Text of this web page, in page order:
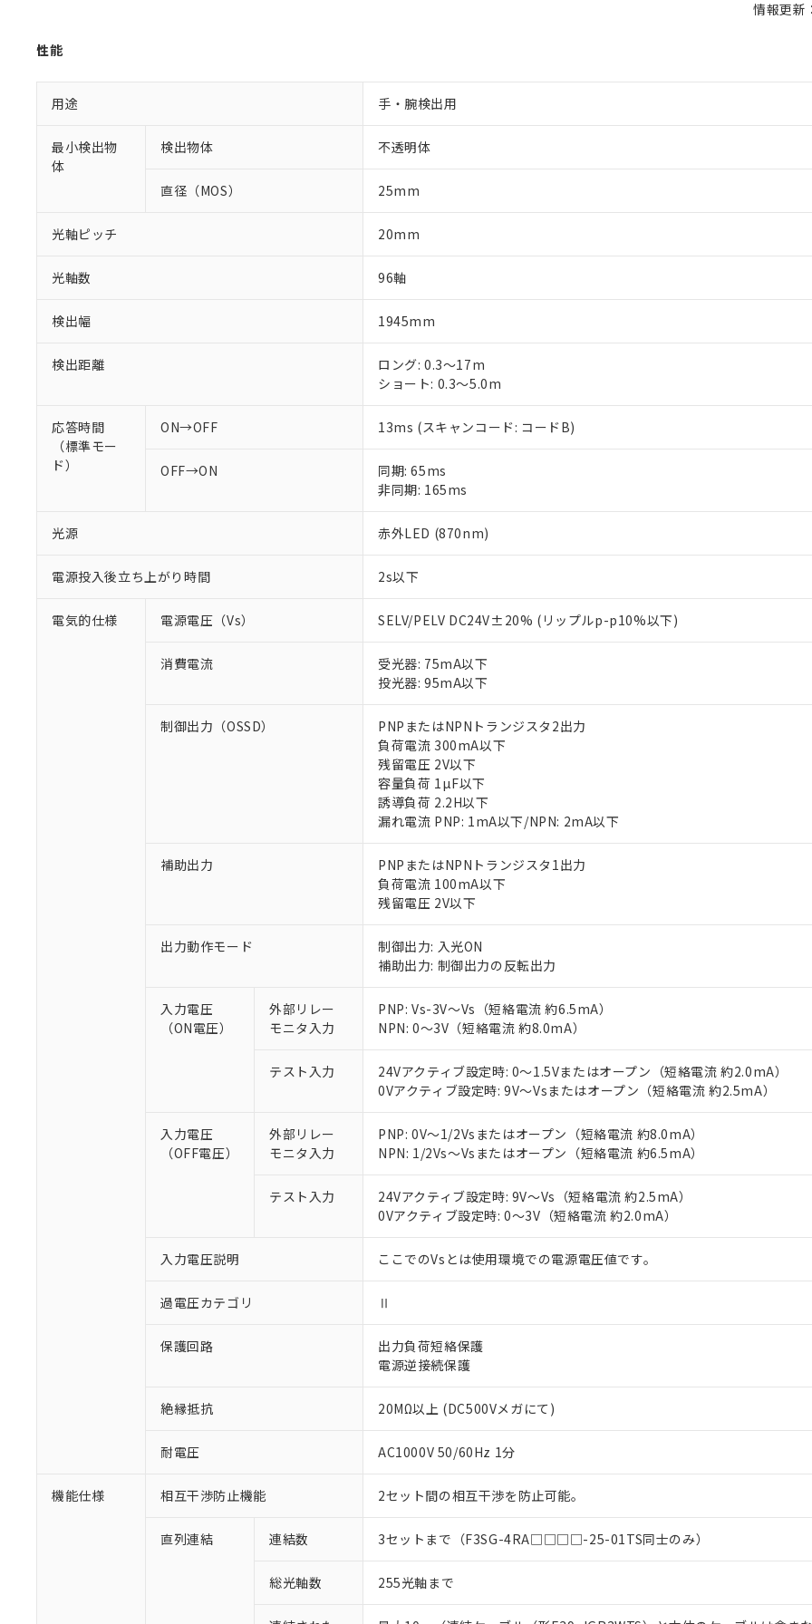
情報更新
性能
用途 手・腕検出用
最小検出物
体
検出物体 不透明体
直径（MOS） 25mm
光軸ピッチ 20mm
光軸数 96軸
検出幅 1945mm
検出距離
ロング: 0.3～17m
ショート: 0.3～5.0m
応答時間
（標準モー
ド）
ON→OFF 13ms (スキャンコード: コードB)
OFF→ON
同期: 65ms
非同期: 165ms
光源 赤外LED (870nm)
電源投入後立ち上がり時間 2s以下
電気的仕様 電源電圧（Vs） SELV/PELV DC24V±20% (リップルp-p10%以下)
消費電流
受光器: 75mA以下
投光器: 95mA以下
制御出力（OSSD）
PNPまたはNPNトランジスタ2出力
負荷電流 300mA以下
残留電圧 2V以下
容量負荷 1µF以下
誘導負荷 2.2H以下
漏れ電流 PNP: 1mA以下/NPN: 2mA以下
補助出力
PNPまたはNPNトランジスタ1出力
負荷電流 100mA以下
残留電圧 2V以下
出力動作モード
制御出力: 入光ON
補助出力: 制御出力の反転出力
入力電圧
（ON電圧）
外部リレー
モニタ入力
PNP: Vs-3V～Vs（短絡電流 約6.5mA）
NPN: 0～3V（短絡電流 約8.0mA）
テスト入力
24Vアクティブ設定時: 0～1.5Vまたはオープン（短絡電流 約2.0mA）
0Vアクティブ設定時: 9V～Vsまたはオープン（短絡電流 約2.5mA）
入力電圧
（OFF電圧）
外部リレー
モニタ入力
PNP: 0V～1/2Vsまたはオープン（短絡電流 約8.0mA）
NPN: 1/2Vs～Vsまたはオープン（短絡電流 約6.5mA）
テスト入力
24Vアクティブ設定時: 9V～Vs（短絡電流 約2.5mA）
0Vアクティブ設定時: 0～3V（短絡電流 約2.0mA）
入力電圧説明 ここでのVsとは使用環境での電源電圧値です。
過電圧カテゴリ Ⅱ
保護回路
出力負荷短絡保護
電源逆接続保護
絶縁抵抗 20MΩ以上 (DC500Vメガにて)
耐電圧 AC1000V 50/60Hz 1分
機能仕様 相互干渉防止機能 2セット間の相互干渉を防止可能。
直列連結 連結数 3セットまで（F3SG-4RA□□□□-25-01TS同士のみ）
総光軸数 255光軸まで
ご利用条件
以下の条件をお読みいただき、同意のうえご利用ください。
本サービスは、当社制御機器事業取扱商品の当社在庫状況および標準価格(税抜)を
くものです。
当社制御機器事業取扱商品の中には、本サービスの対象外となる商品もあること
在庫状況および標準価格照会結果は、記載している更新日時点での社内データに基
のであり、閲覧された時点での実際の在庫および標準価格とは異なる場合がある
正式な納期状況および標準価格はお客様のお取引先、またはお客様担当のオムロ
当社販売員にご相談ください。
オムロン制御機器販売店や当社販売拠点は「販売ネットワーク
」をご確認くだ
在庫状況および標準価格結果を当社の事前の承諾なく第三者に漏洩または開示し
マイパーツ機能（部品リスト作成サービス）をご利用いただくには、I-Webメンバ
ている必要があります。
お客様が当ウェブサイト上で当社にご登録された部品リストについて、当社およ
が、当社の製品・サービスに関するお客様との取引・商談に必要な範囲で利用す
いる法人を指します。
※1 対応状況
対応済み：EU RoHS指令（10物質）の非含有に対応した製品が提供可能な商品です
対応予定：EU RoHS指令（10物質）の非含有に対応した製品に切り替える予定のある商
対応予定なし：EU RoHS指令（10物質）の非含有に非対応の商品で、対応品を出す予定
調査・確認中：EU RoHS指令（10物質）の非含有の対応状況を調査中または確認中の商
仕入先様の事情により、非含有部品としていたものが、含有品と判明した場合などやむ
*EU RoHS指令（10物質）：
鉛(Pb) 1000ppm以下、 水銀(Hg) 1000ppm以下、 カドミウム(Cd) 100ppm以下、
六価クロム(Cr(Ⅵ)) 1000ppm以下、ポリ臭化ビフェニル類(PBB) 1000ppm以下、ポリ臭化ジフェニルエーテル類
フタル酸ビス(2-エチルヘキシル) (DEHP)(別名：DOP) 1000ppm以下、フタル酸ブチルベンジル（BBP）
ル（DBP） 1000ppm以下、フタル酸ジイソブチル (DIBP) 1000ppm以下
但し、RoHS指令で産業用監視および制御機器に対する適用除外項目は除く。
フタル酸エステル類の４物質については閾値を超える意図的な使用がないことを確認しています。
※2 対応予定月
部品在庫の切り替え状況などにより、予定月が前後することがあります。
※3 非含有証明書ダウンロード
下記の非含有証明書をダウンロードすることができます。
EU RoHS指令（10物質）の非含有証明書
51物質の非含有証明書（当社基準）
※本証明書は発行日時点で非含有を証明するもので、過去に遡って非含有を証明するも
また、RoHS指令のフタル酸エステル類４物質の対応では、対応完了までの期間は出
混在することから備考欄に対応日を記載しておりました。
り割愛しております。
※1 中国RoHS○×表
「○」：最大均質材料含有率が中国RoHSの基準値以下であることを示します。
「×」：最大均質材料含有率が中国RoHSの基準値を超えていることを示します。
「－」：未確認です。当社販売部門へお問い合わせください。
Pb(鉛) :1000ppm、 Hg(水銀) : 1000ppm、 Cd(カドミウム) : 100ppm、
Cr(Ⅵ)(六価クロム) : 1000ppm、 PBBs(ポリ臭化ビフェニル類) : 1000ppm、 PBDEs(ポリ臭化ジフェニルエーテ
DBP(フタル酸ジブチル) : 1000ppm、 DIBP(フタル酸ジイソブチル) : 1000ppm、 BBP(フタル酸ブチルベンジル)
DEHP(フタル酸ビス(2-エチルヘキシル)) : 1000ppm
※2 環境保護使用期限
「ｅ」：有害物質（10物質）のすべてが基準値以下であることを示します。
「10」：通常の使用状況下において有害物質が外部に漏えいし、環境に深刻な影響を及
「－」：未確認です。当社販売部門へお問い合わせください。
当社は、これら貴社製品のうち、外国為替および外国貿易法に定める商品（以下｢
う）を輸出または国外への提供する場合は、日本国政府の輸出許可(または役務取
などの必要な手続きをとります。
当社は規制貨物を破棄する場合は、完全に破砕するなど、違法に輸出されないよう
置等に一切使用いたしません。
当社は、貴社製品を第三者に販売する場合は、上記1、2および3の内容を当該第三
たしません。
合意する
記
一定数以上の在庫あり
一定数には満たないが在庫あり
在庫なし(最新の在庫状況については、お客様のお取引先、またはお客様担当
受注生産機種、また在庫状況の情報を公開していない機種